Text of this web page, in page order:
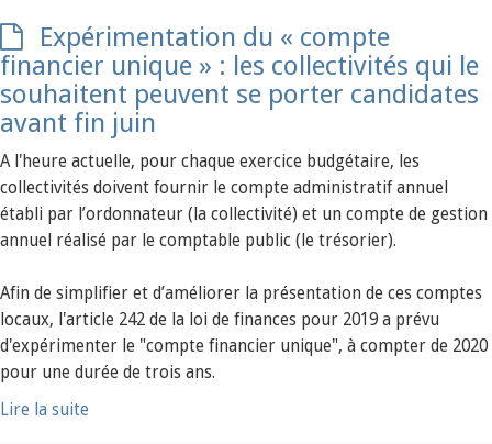
Expérimentation du « compte
financier unique » : les collectivités qui le
souhaitent peuvent se porter candidates
avant fin juin
A l'heure actuelle, pour chaque exercice budgétaire, les
collectivités doivent fournir le compte administratif annuel
établi par l’ordonnateur (la collectivité) et un compte de gestion
annuel réalisé par le comptable public (le trésorier).
Afin de simplifier et d’améliorer la présentation de ces comptes
locaux, l'article 242 de la loi de finances pour 2019 a prévu
d'expérimenter le "compte financier unique", à compter de 2020
pour une durée de trois ans.
Lire la suite